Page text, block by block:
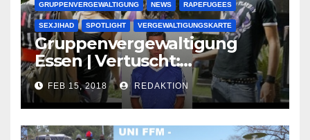
GRUPPENVERGEWALTIGUNG NEWS RAPEFUGEES
SEXJIHAD SPOTLIGHT VERGEWALTIGUNGSKARTE
Gruppenvergewaltigung
Essen | Vertuscht:
Lauenburger Gang ist ein
großer Muslimclan
FEB 15, 2018 REDAKTION